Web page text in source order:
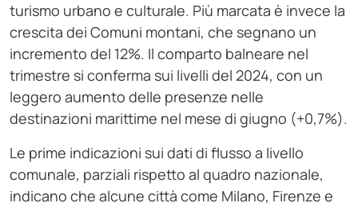
turismo urbano e culturale. Più marcata è invece la
crescita dei Comuni montani, che segnano un
incremento del 12%. Il comparto balneare nel
trimestre si conferma sui livelli del 2024, con un
leggero aumento delle presenze nelle
destinazioni marittime nel mese di giugno (+0,7%).
Le prime indicazioni sui dati di flusso a livello
comunale, parziali rispetto al quadro nazionale,
indicano che alcune città come Milano, Firenze e